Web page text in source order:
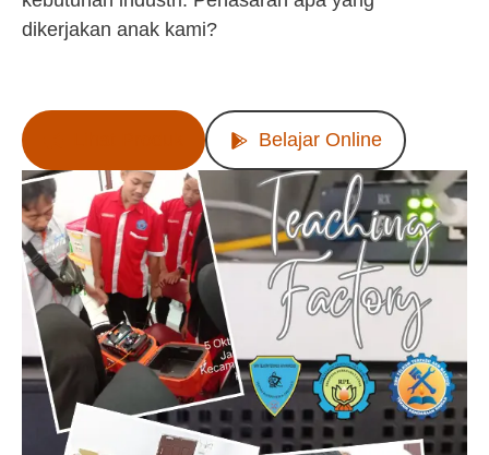
dikerjakan anak kami?
Belajar Online